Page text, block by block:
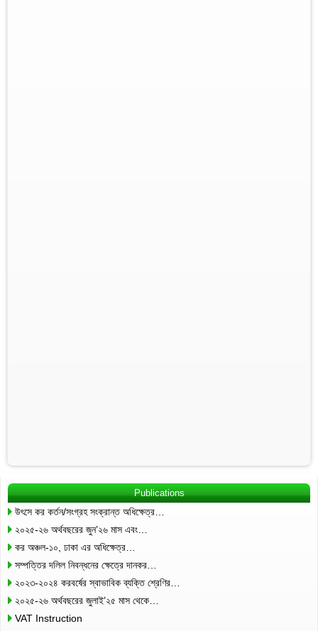
Publications
উৎসে কর কর্তন/সংগ্রহ সংক্রান্ত অধিক্ষেত্র…
২০২৫-২৬ অর্থবছরের জুন’২৬ মাস এবং…
কর অঞ্চল-১০, ঢাকা এর অধিক্ষেত্র…
সম্পত্তির দলিল নিবন্ধনের ক্ষেত্রে দানকর…
২০২৩-২০২৪ করবর্ষের স্বাভাবিক ব্যক্তি শ্রেণির…
২০২৫-২৬ অর্থবছরের জুলাই’২৫ মাস থেকে…
VAT Instruction